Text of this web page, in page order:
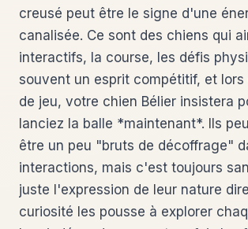
creusé peut être le signe d'une
canalisée. Ce sont des chiens qui
interactifs, la course, les défis
souvent un esprit compétitif, et
de jeu, votre chien Bélier insistera
lanciez la balle *maintenant*. Ils
être un peu "bruts de décoffrage"
interactions, mais c'est toujours
juste l'expression de leur nature
curiosité les pousse à explorer